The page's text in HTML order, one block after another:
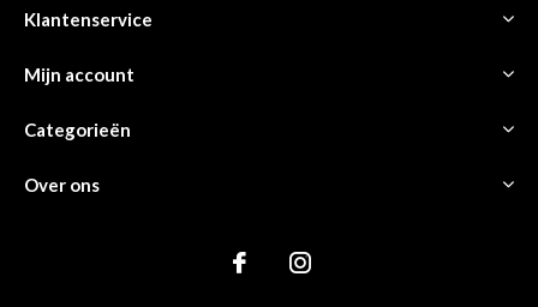
Klantenservice
Mijn account
Categorieën
Over ons